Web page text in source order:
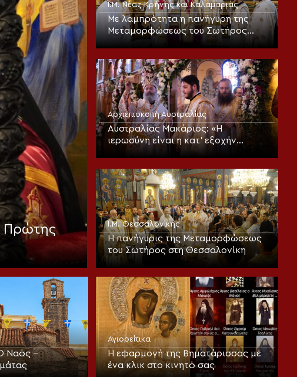
Πρώτης
Ι.Μ. Νέας Κρήνης και Καλαμαριάς
Με λαμπρότητα η πανήγυρη της
Μεταμορφώσεως του Σωτήρος
στην Καλαμαριά (ΦΩΤΟ)
Αρχιεπισκοπή Αυστραλίας
Αυστραλίας Μακάριος: «Η
ιερωσύνη είναι η κατ’ εξοχήν
μεταμορφωτική δύναμη μέσα σε
πνευματικά»
Ι.Μ. Θεσσαλονίκης
Η πανήγυρις της Μεταμορφώσεως
του Σωτήρος στη Θεσσαλονίκη
Ναός –
Αγιορείτικα
Η εφαρμογή της Βηματάρισσας με
ένα κλικ στο κινητό σας